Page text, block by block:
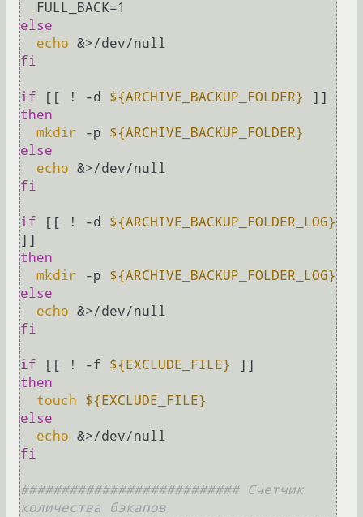
else
echo
fi
if [[ ! -d ${ARCHIVE_BACKUP_FOLDER}
then
mkdir -p ${ARCHIVE_BACKUP_FOLDER}
else
echo
fi
if [[ ! -d ${ARCHIVE_BACKUP_FOLDER_LOG}
then
mkdir -p ${ARCHIVE_BACKUP_FOLDER_LOG}
else
echo
fi
if [[ ! -f ${EXCLUDE_FILE}
then
touch
${EXCLUDE_FILE}
else
echo
fi
########################### Счетчик
количества бэкапов